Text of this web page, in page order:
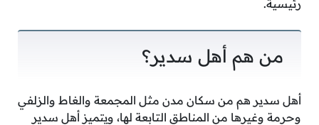
رئيسية.
من هم أهل سدير؟
أهل سدير هم من سكان مدن مثل المجمعة والغاط والزلفي
وحرمة وغيرها من المناطق التابعة لها، ويتميز أهل سدير